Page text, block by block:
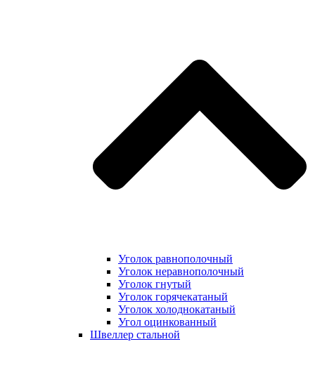
Уголок равнополочный
Уголок неравнополочный
Уголок гнутый
Уголок горячекатаный
Уголок холоднокатаный
Угол оцинкованный
Швеллер стальной